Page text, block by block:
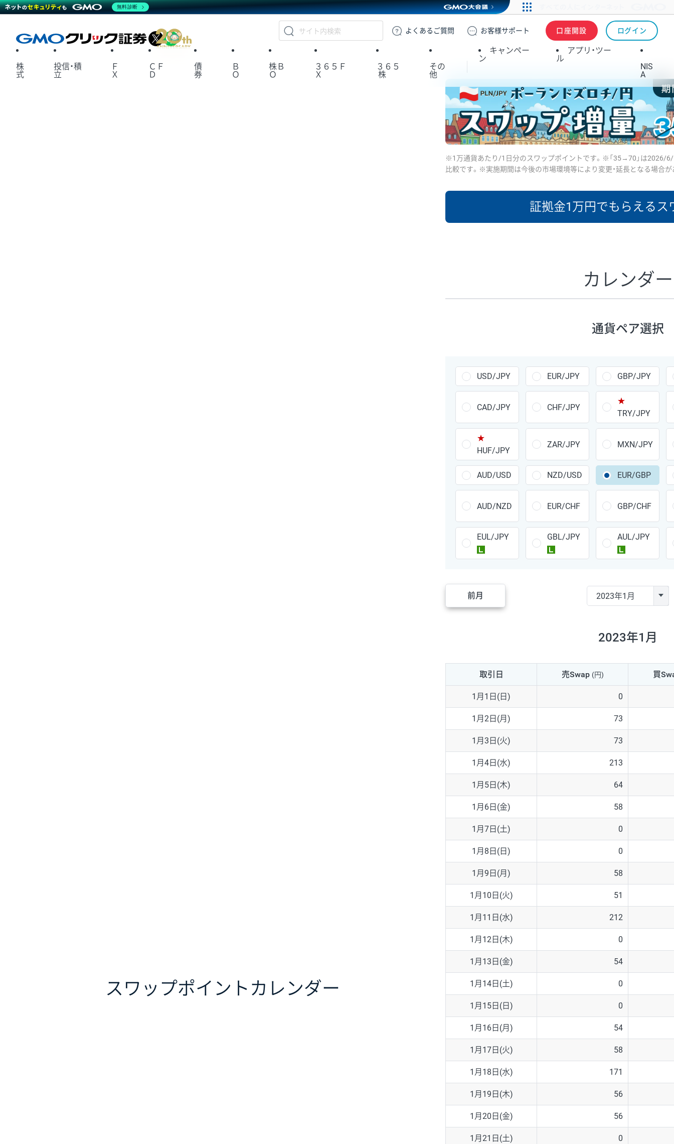
GMOクリック証券
よくある ご質問 お客様サポート 口座開設 ログイン
X
株
式
投信・積
立
Ｆ
Ｘ
ＣＦ
Ｄ
債
券
Ｂ
Ｏ
株Ｂ
Ｏ
３６５Ｆ
Ｘ
３６５
株
その
他
キャンペー
ン
アプリ・ツー
ル
NIS
A
スワップポイント カレンダー
※1万通貨あたり/1日分のスワップポイントです。※「35→70」は2026/6/
比較です。※実施期間は今後の市場環境等により変更・延長となる場合が
証拠金1万円でもらえるス
あたりの
ポイント
GBP/JPY 170円
AUD/JPY 106円
NZD/JPY 28円
CAD/JPY 38円
CHF/JPY 34円
PLN/JPY 35円
HUF/JPY 16円
ZAR/JPY 130円
MXN/JPY 140円
AUD/USD
NZD/USD 41円
EUR/GBP 71円
EUR/AUD 103円
GBP/AUD 43円
AUD/NZD 66円
EUR/CHF 111円
GBP/CHF 220円
USD/CHF 160円
※2026/6/30の当社のスワップポイントおよび、同日の為替レートに
※取引証拠金は同日の当社為替レート（ニューヨーククローズ・MIDレ
※ハンガリーフォリント/円と南アフリカランド/円とメキシコペソ/
カレンダー
通貨ペア選択
USD/JPY EUR/JPY GBP/JPY
CAD/JPY CHF/JPY
★
TRY/JPY
★
HUF/JPY
ZAR/JPY MXN/JPY
AUD/USD NZD/USD EUR/GBP
AUD/NZD EUR/CHF GBP/CHF
EUL/JPY
GBL/JPY
AUL/JPY
前月
2023年1月
取引日 売Swap (円) 買
1月1日(日) 0
1月2日(月) 73
1月3日(火) 73
1月4日(水) 213
1月5日(木) 64
1月6日(金) 58
1月7日(土) 0
1月8日(日) 0
1月9日(月) 58
1月10日(火) 51
1月11日(水) 212
1月12日(木) 0
1月13日(金) 54
1月14日(土) 0
1月15日(日) 0
1月16日(月) 54
1月17日(火) 58
1月18日(水) 171
1月19日(木) 56
1月20日(金) 56
1月21日(土) 0
無料診断